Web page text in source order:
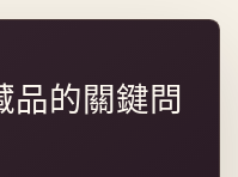
品的關鍵問